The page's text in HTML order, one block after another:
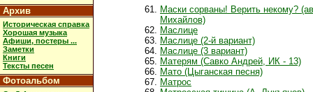
Архив
Историческая справка
Хорошая музыка
Афиши, постеры ...
Заметки
Книги
Тексты песен
Фотоальбом
Маски сорваны! Верить некому?
Михайлов)
Маслице
Маслице (2-й вариант)
Маслице (3 вариант)
Матерям (Савко Андрей, ИК - 13)
Мато (Цыганская песня)
Матрос